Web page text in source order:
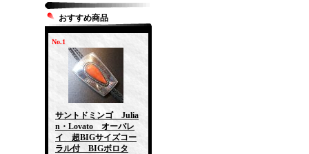
おすすめ商品
No.1
サントドミンゴ Julia
n・Lovato オーバレ
イ 超BIGサイズコー
ラル付 BIGボロタ